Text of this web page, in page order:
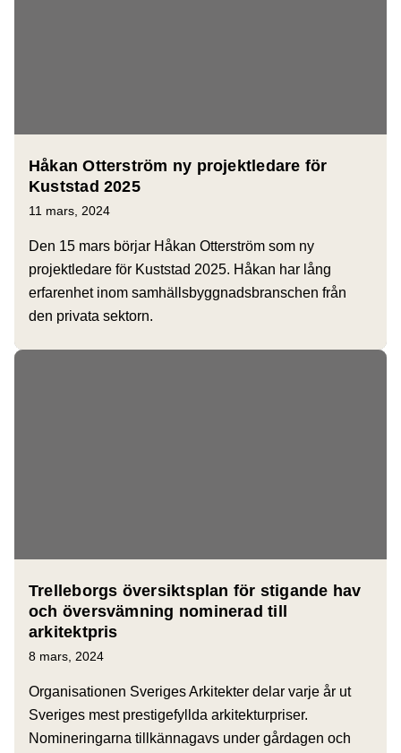
Håkan Otterström ny projektledare för
Kuststad 2025
11 mars, 2024
Den 15 mars börjar Håkan Otterström som ny
projektledare för Kuststad 2025. Håkan har lång
erfarenhet inom samhällsbyggnadsbranschen från
den privata sektorn.
Trelleborgs översiktsplan för stigande hav
och översvämning nominerad till
arkitektpris
8 mars, 2024
Organisationen Sveriges Arkitekter delar varje år ut
Sveriges mest prestigefyllda arkitekturpriser.
Nomineringarna tillkännagavs under gårdagen och